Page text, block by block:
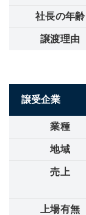
社長の年齢
譲渡理由
譲受企業
業種
地域
売上
上場有無